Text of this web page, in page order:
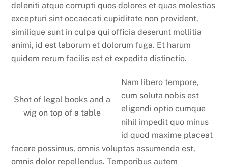
deleniti atque corrupti quos dolores et quas molestias
excepturi sint occaecati cupiditate non provident,
similique sunt in culpa qui officia deserunt mollitia
animi, id est laborum et dolorum fuga. Et harum
quidem rerum facilis est et expedita distinctio.
Shot of legal books and a
wig on top of a table
Nam libero tempore,
cum soluta nobis est
eligendi optio cumque
nihil impedit quo minus
id quod maxime placeat
facere possimus, omnis voluptas assumenda est,
omnis dolor repellendus. Temporibus autem